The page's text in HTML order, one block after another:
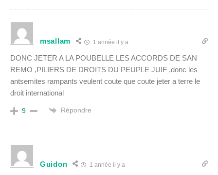
msallam 1 année il y a
DONC JETER A LA POUBELLE LES ACCORDS DE SAN
REMO ,PILIERS DE DROITS DU PEUPLE JUIF ,donc les
antsemites rampants veulent coute que coute jeter a terre le
droit international
9 Répondre
Guidon 1 année il y a